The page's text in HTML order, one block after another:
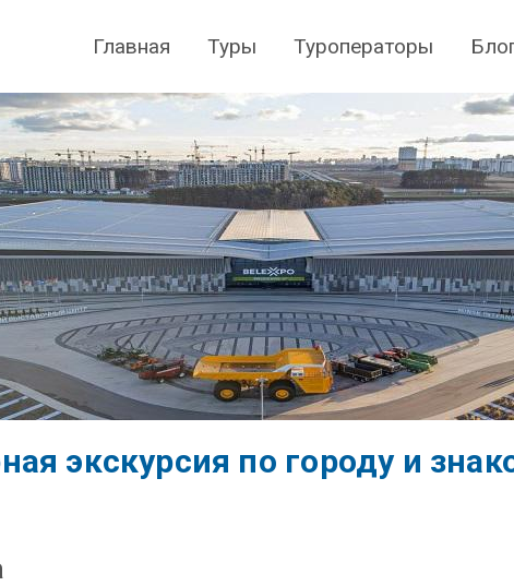
Главная Туры Туроператоры
экскурсия по городу и